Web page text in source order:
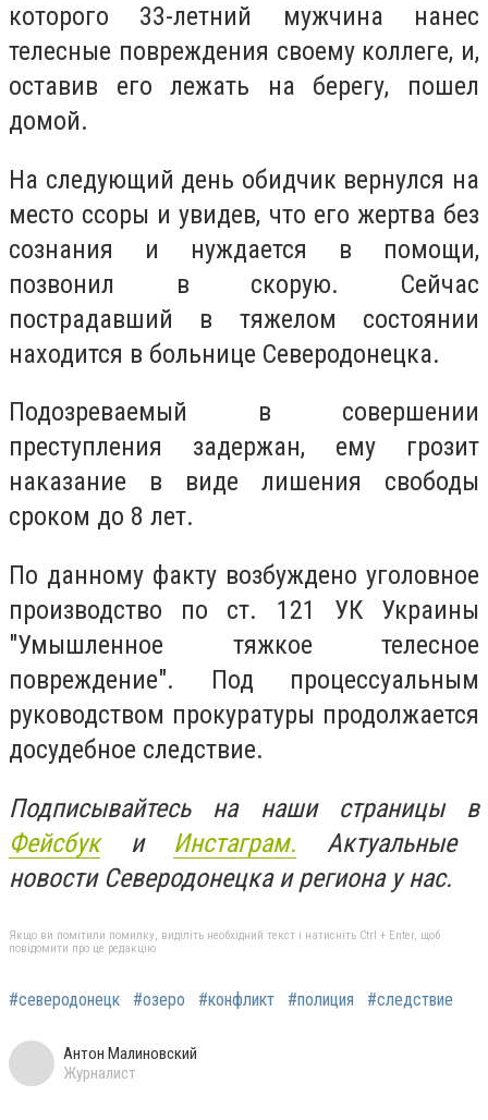
которого 33-летний мужчина нанес
телесные повреждения своему коллеге, и,
оставив его лежать на берегу, пошел
домой.
На следующий день обидчик вернулся на
место ссоры и увидев, что его жертва без
сознания и нуждается в помощи,
позвонил в скорую. Сейчас
пострадавший в тяжелом состоянии
находится в больнице Северодонецка.
Подозреваемый в совершении
преступления задержан, ему грозит
наказание в виде лишения свободы
сроком до 8 лет.
По данному факту возбуждено уголовное
производство по ст. 121 УК Украины
"Умышленное тяжкое телесное
повреждение". Под процессуальным
руководством прокуратуры продолжается
досудебное следствие.
Подписывайтесь на наши страницы в
Фейсбуки Инстаграм. Актуальные
новости Северодонецка и региона у нас.
Якщо ви помітили помилку, виділіть необхідний текст і натисніть Ctrl + Enter, щоб
повідомити про це редакцію
#северодонецк #озеро #конфликт #полиция #следствие
Антон Малиновский
Журналист